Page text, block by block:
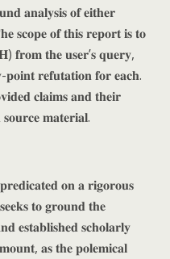
𝐚𝐧𝐚𝐥𝐲𝐬𝐢𝐬 𝐨𝐟 𝐞𝐢𝐭𝐡𝐞𝐫
𝐬𝐜𝐨𝐩𝐞 𝐨𝐟 𝐭𝐡𝐢𝐬 𝐫𝐞𝐩𝐨𝐫𝐭 𝐢𝐬 𝐭𝐨
𝐟𝐫𝐨𝐦 𝐭𝐡𝐞 𝐮𝐬𝐞𝐫’𝐬 𝐪𝐮𝐞𝐫𝐲,
𝐫𝐞𝐟𝐮𝐭𝐚𝐭𝐢𝐨𝐧 𝐟𝐨𝐫 𝐞𝐚𝐜𝐡.
𝐜𝐥𝐚𝐢𝐦𝐬 𝐚𝐧𝐝 𝐭𝐡𝐞𝐢𝐫
𝐦𝐚𝐭𝐞𝐫𝐢𝐚𝐥.
𝐨𝐧 𝐚 𝐫𝐢𝐠𝐨𝐫𝐨𝐮𝐬
𝐭𝐨 𝐠𝐫𝐨𝐮𝐧𝐝 𝐭𝐡𝐞
𝐞𝐬𝐭𝐚𝐛𝐥𝐢𝐬𝐡𝐞𝐝 𝐬𝐜𝐡𝐨𝐥𝐚𝐫𝐥𝐲
𝐚𝐬 𝐭𝐡𝐞 𝐩𝐨𝐥𝐞𝐦𝐢𝐜𝐚𝐥